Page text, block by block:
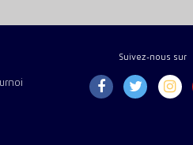
Suivez-nous sur